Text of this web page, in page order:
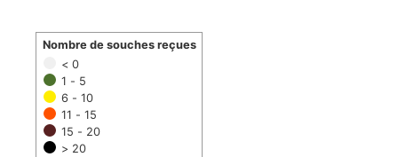
< 0
1 - 5
6 - 10
11 - 15
15 - 20
> 20
Nombre de souches reçues